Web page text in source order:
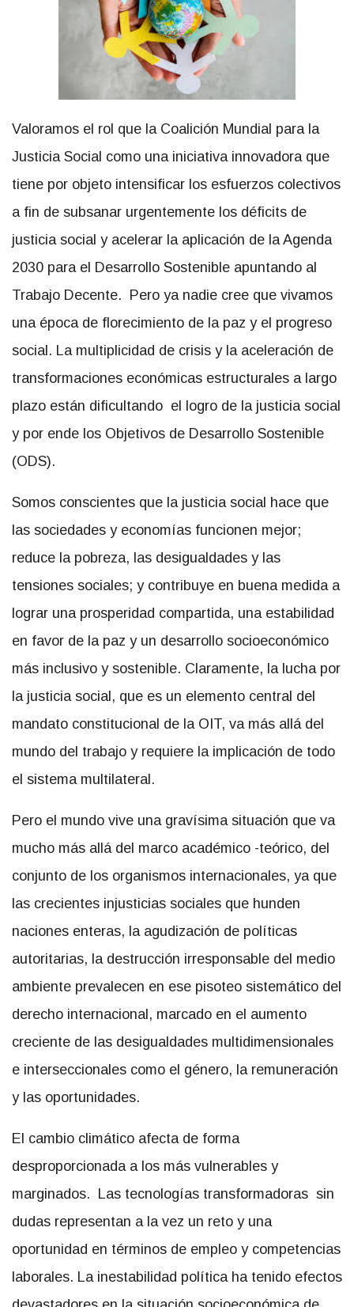
Valoramos el rol que la Coalición Mundial para la
Justicia Social como una iniciativa innovadora que
tiene por objeto intensificar los esfuerzos colectivos
a fin de subsanar urgentemente los déficits de
justicia social y acelerar la aplicación de la Agenda
2030 para el Desarrollo Sostenible apuntando al
Trabajo Decente. Pero ya nadie cree que vivamos
una época de florecimiento de la paz y el progreso
social. La multiplicidad de crisis y la aceleración de
transformaciones económicas estructurales a largo
plazo están dificultando el logro de la justicia social
y por ende los Objetivos de Desarrollo Sostenible
(ODS).
Somos conscientes que la justicia social hace que
las sociedades y economías funcionen mejor;
reduce la pobreza, las desigualdades y las
tensiones sociales; y contribuye en buena medida a
lograr una prosperidad compartida, una estabilidad
en favor de la paz y un desarrollo socioeconómico
más inclusivo y sostenible. Claramente, la lucha por
la justicia social, que es un elemento central del
mandato constitucional de la OIT, va más allá del
mundo del trabajo y requiere la implicación de todo
el sistema multilateral.
Pero el mundo vive una gravísima situación que va
mucho más allá del marco académico -teórico, del
conjunto de los organismos internacionales, ya que
las crecientes injusticias sociales que hunden
naciones enteras, la agudización de políticas
autoritarias, la destrucción irresponsable del medio
ambiente prevalecen en ese pisoteo sistemático del
derecho internacional, marcado en el aumento
creciente de las desigualdades multidimensionales
e interseccionales como el género, la remuneración
y las oportunidades.
El cambio climático afecta de forma
desproporcionada a los más vulnerables y
marginados. Las tecnologías transformadoras sin
dudas representan a la vez un reto y una
oportunidad en términos de empleo y competencias
laborales. La inestabilidad política ha tenido efectos